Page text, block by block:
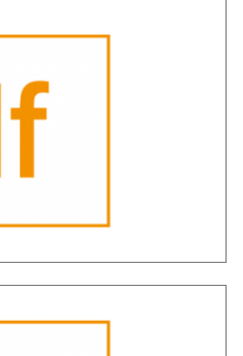
comportamenti
fiscali